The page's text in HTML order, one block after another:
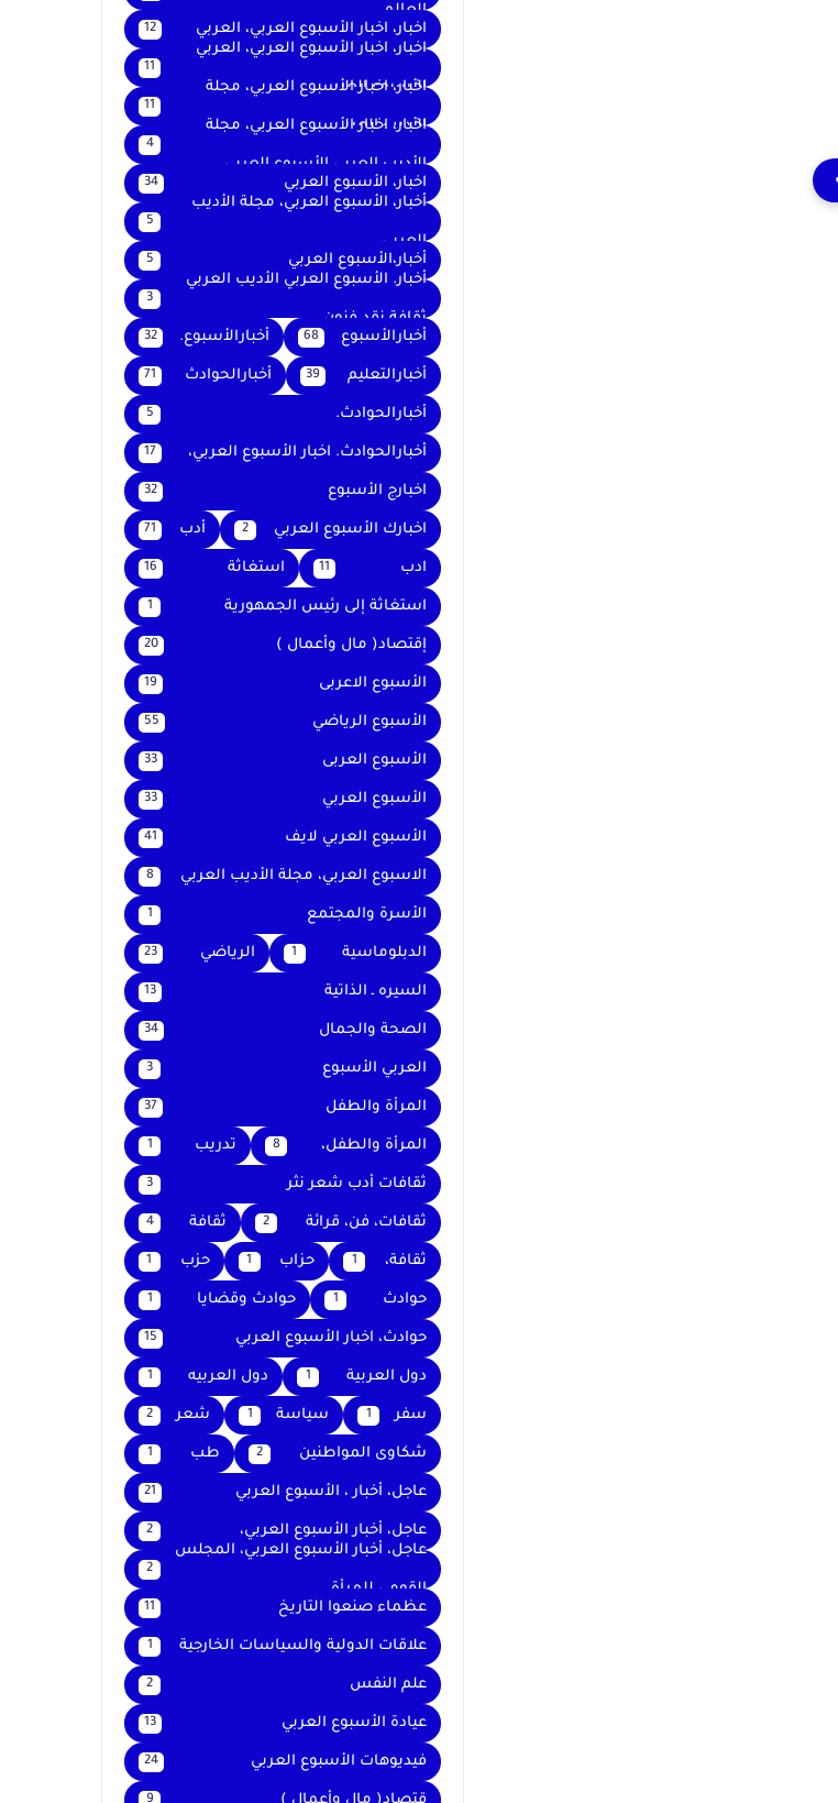
العالم
اخبار، اخبار الأسبوع العربي، العربي 12
اخبار، اخبار الأسبوع العربي، العربي
الأسبوع العربي
11
اخبار، اخبار الأسبوع العربي، مجلة
الأديب العربي
11
اخبار، اخبار الأسبوع العربي، مجلة
الأديب العربي الأسبوع العربي
4
اخبار، الأسبوع العربي 34
أخبار، الأسبوع العربي، مجلة الأديب
العربي
5
أخبار،الأسبوع العربي 5
أخبار. الأسبوع العربي الأديب العربي
ثقافة نقد فنون
3
أخبارالأسبوع 68 أخبارالأسبوع. 32
أخبارالتعليم 39 أخبارالحوادث 71
أخبارالحوادث. 5
أخبارالحوادث. اخبار الأسبوع العربي، 17
اخبارج الأسبوع 32
اخبارك الأسبوع العربي 2 أدب 71
ادب 11 استغاثة 16
استغاثة إلى رئيس الجمهورية 1
إقتصاد( مال وأعمال ) 20
الأسبوع الاعربى 19
الأسبوع الرياضي 55
الأسبوع العربى 33
الأسبوع العربي 33
الأسبوع العربي لايف 41
الاسبوع العربي، مجلة الأديب العربي 8
الأسرة والمجتمع 1
الدبلوماسية 1 الرياضي 23
السيره ـ الذاتية 13
الصحة والجمال 34
العربي الأسبوع 3
المرأة والطفل 37
المرأة والطفل، 8 تدريب 1
ثقافات أدب شعر نثر 3
ثقافات، فن، قرائة 2 ثقافة 4
ثقافة، 1 حزاب 1 حزب 1
حوادث 1 حوادث وقضايا 1
حوادث، اخبار الأسبوع العربي 15
دول العربية 1 دول العربيه 1
سفر 1 سياسة 1 شعر 2
شكاوى المواطنين 2 طب 1
عاجل، أخبار ، الأسبوع العربي 21
عاجل، أخبار الأسبوع العربي، 2
عاجل، أخبار الأسبوع العربي، المجلس
القومي للمرأة
2
عظماء صنعوا التاريخ 11
علاقات الدولية والسياسات الخارجية 1
علم النفس 2
عيادة الأسبوع العربي 13
فيديوهات الأسبوع العربي 24
9